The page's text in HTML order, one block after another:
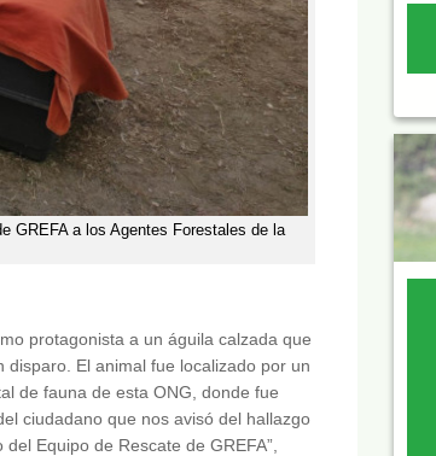
GREFA a los Agentes Forestales de la
protagonista a un águila calzada que
El animal fue localizado por un
de fauna de esta ONG, donde fue
ciudadano que nos avisó del hallazgo
Equipo de Rescate de GREFA”,